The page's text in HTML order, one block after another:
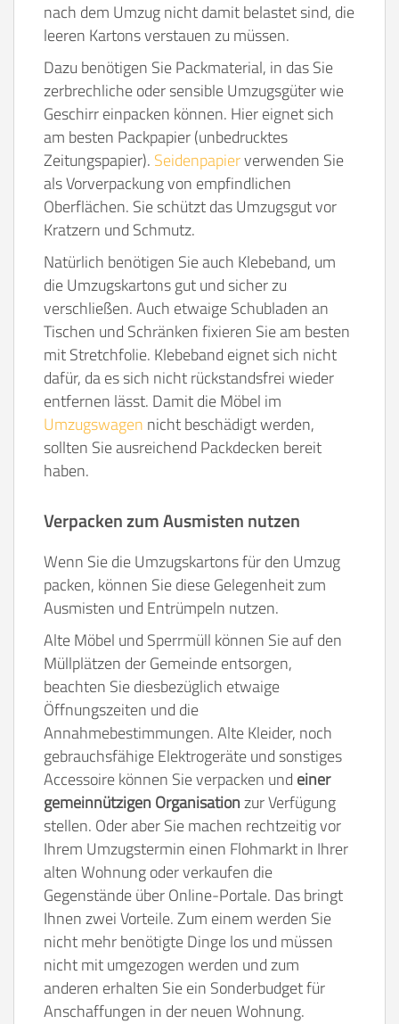
nach dem Umzug nicht damit belastet sind, die
leeren Kartons verstauen zu müssen.
Dazu benötigen Sie Packmaterial, in das Sie
zerbrechliche oder sensible Umzugsgüter wie
Geschirr einpacken können. Hier eignet sich
am besten Packpapier (unbedrucktes
Zeitungspapier). Seidenpapierverwenden Sie
als Vorverpackung von empfindlichen
Oberflächen. Sie schützt das Umzugsgut vor
Kratzern und Schmutz.
Natürlich benötigen Sie auch Klebeband, um
die Umzugskartons gut und sicher zu
verschließen. Auch etwaige Schubladen an
Tischen und Schränken fixieren Sie am besten
mit Stretchfolie. Klebeband eignet sich nicht
dafür, da es sich nicht rückstandsfrei wieder
entfernen lässt. Damit die Möbel im
Umzugswagen nicht beschädigt werden,
sollten Sie ausreichend Packdecken bereit
haben.
Verpacken zum Ausmisten nutzen
Wenn Sie die Umzugskartons für den Umzug
packen, können Sie diese Gelegenheit zum
Ausmisten und Entrümpeln nutzen.
Alte Möbel und Sperrmüll können Sie auf den
Müllplätzen der Gemeinde entsorgen,
beachten Sie diesbezüglich etwaige
Öffnungszeiten und die
Annahmebestimmungen. Alte Kleider, noch
gebrauchsfähige Elektrogeräte und sonstiges
Accessoire können Sie verpacken und einer
gemeinnützigen Organisationzur Verfügung
stellen. Oder aber Sie machen rechtzeitig vor
Ihrem Umzugstermin einen Flohmarkt in Ihrer
alten Wohnung oder verkaufen die
Gegenstände über Online-Portale. Das bringt
Ihnen zwei Vorteile. Zum einem werden Sie
nicht mehr benötigte Dinge los und müssen
nicht mit umgezogen werden und zum
anderen erhalten Sie ein Sonderbudget für
Anschaffungen in der neuen Wohnung.